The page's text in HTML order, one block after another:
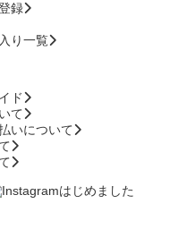
録
り一覧
ド
て
いについて